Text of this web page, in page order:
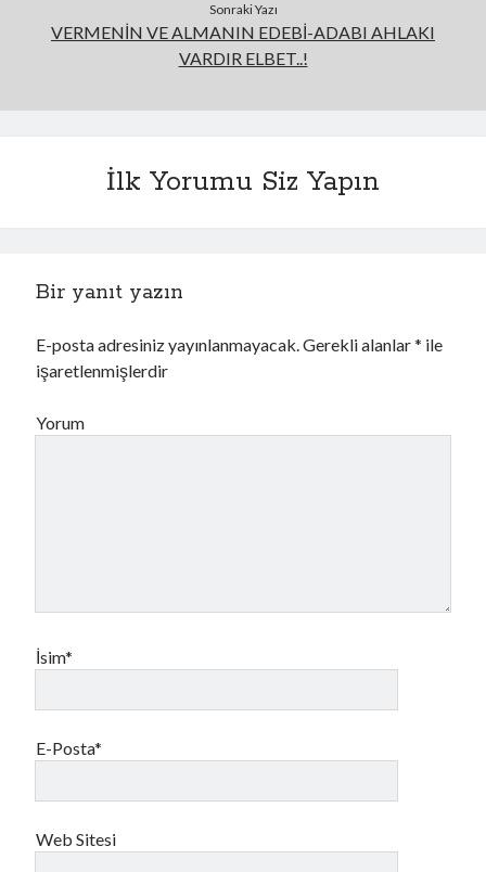
Sonraki Yazı
VERMENİN VE ALMANIN EDEBİ-ADABI AHLAKI
VARDIR ELBET..!
İlk Yorumu Siz Yapın
Bir yanıt yazın
E-posta adresiniz yayınlanmayacak.Gerekli alanlar* ile
işaretlenmişlerdir
Yorum
İsim*
E-Posta*
Web Sitesi